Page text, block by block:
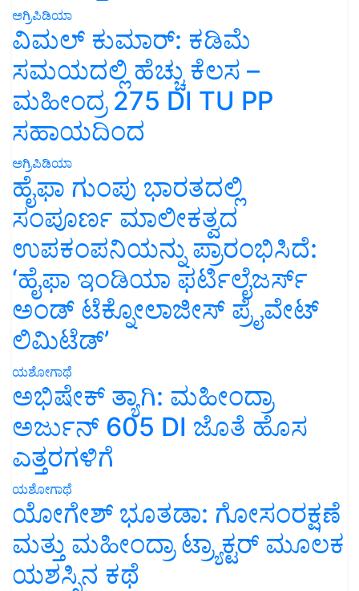
ಅಗ್ರಿಪಿಡಿಯಾ
ವಿಮಲ್ ಕುಮಾರ್: ಕಡಿಮೆ
ಸಮಯದಲ್ಲಿ ಹೆಚ್ಚು ಕೆಲಸ –
ಮಹೀಂದ್ರ 275 DI TU PP
ಸಹಾಯದಿಂದ
ಅಗ್ರಿಪಿಡಿಯಾ
ಹೈಫಾ ಗುಂಪು ಭಾರತದಲ್ಲಿ
ಸಂಪೂರ್ಣ ಮಾಲೀಕತ್ವದ
ಉಪಕಂಪನಿಯನ್ನು ಪ್ರಾರಂಭಿಸಿದೆ:
‘ಹೈಫಾ ಇಂಡಿಯಾ ಫರ್ಟಿಲೈಜರ್ಸ್
ಅಂಡ್ ಟೆಕ್ನೋಲಾಜೀಸ್ ಪ್ರೈವೇಟ್
ಲಿಮಿಟೆಡ್’
ಯಶೋಗಾಥೆ
ಅಭಿಷೇಕ್ ತ್ಯಾಗಿ: ಮಹೀಂದ್ರಾ
ಅರ್ಜುನ್ 605 DI ಜೊತೆ ಹೊಸ
ಎತ್ತರಗಳಿಗೆ
ಯಶೋಗಾಥೆ
ಯೋಗೇಶ್ ಭೂತಡಾ: ಗೋಸಂರಕ್ಷಣೆ
ಮತ್ತು ಮಹೀಂದ್ರಾ ಟ್ರ್ಯಾಕ್ಟರ್ ಮೂಲಕ
ಯಶಸ್ಸಿನ ಕಥೆ